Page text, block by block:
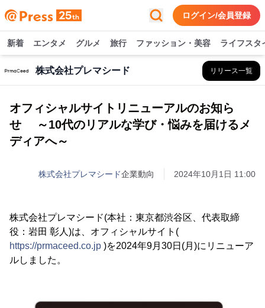
ログイン/会員登録
新着 エンタメ グルメ 旅行 ファッション・美容 ライフスタ
株式会社プレマシード リリース一覧
オフィシャルサイトリニューアルのお知ら
せ ～10代のリアルな学び・悩みを届けるメ
ディアへ～
株式会社プレマシード企業動向 2024年10月1日 11:00
株式会社プレマシード(本社：東京都渋谷区、代表取締
役：岩田 彰人)は、オフィシャルサイト(
https://prmaceed.co.jp )を2024年9月30日(月)にリニューア
ルしました。